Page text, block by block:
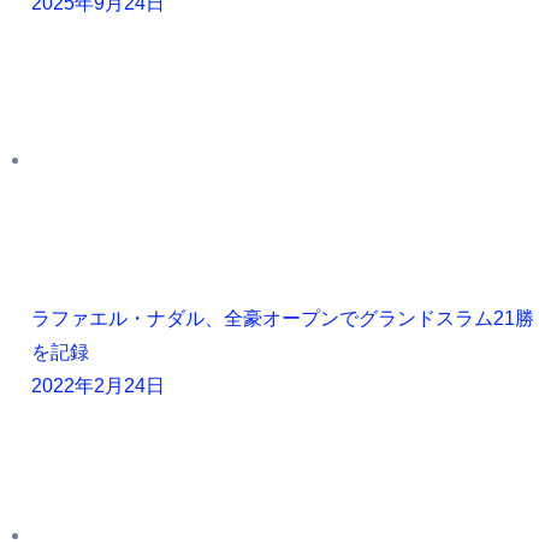
ラファエル・ナダル、全豪オープンでグランドスラム21勝
を記録
2022年2月24日